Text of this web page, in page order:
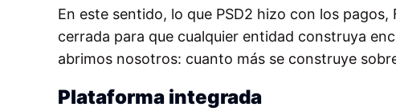
En este sentido, lo que PSD2 hizo con los
cerrada para que cualquier entidad construya
abrimos nosotros: cuanto más se construye
Plataforma integrada